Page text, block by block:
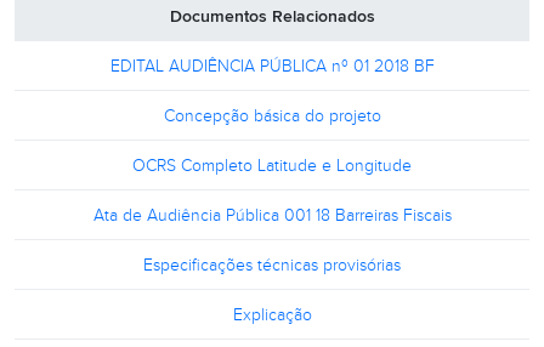
Documentos Relacionados
EDITAL AUDIÊNCIA PÚBLICA nº 01 2018 BF
Concepção básica do projeto
OCRS Completo Latitude e Longitude
Ata de Audiência Pública 001 18 Barreiras Fiscais
Especificações técnicas provisórias
Explicação